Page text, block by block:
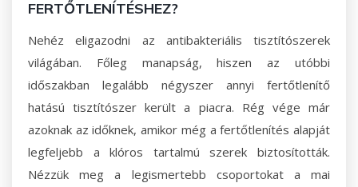
FERTŐTLENÍTÉSHEZ?
Nehéz eligazodni az antibakteriális tisztítószerek
világában. Főleg manapság, hiszen az utóbbi
időszakban legalább négyszer annyi fertőtlenítő
hatású tisztítószer került a piacra. Rég vége már
azoknak az időknek, amikor még a fertőtlenítés alapját
legfeljebb a klóros tartalmú szerek biztosították.
Nézzük meg a legismertebb csoportokat a mai